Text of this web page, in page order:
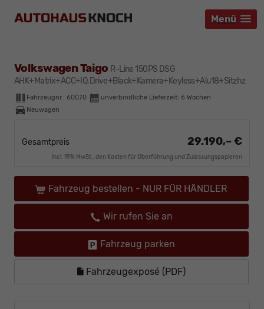
Menü
Menü
Menü
Volkswagen Taigo R-Line 150PS DSG
AHK+Matrix+ACC+IQ.Drive+Black+Kamera+Keyless+Alu18+Sitzhz
Fahrzeugnr.: 60070 unverbindliche Lieferzeit: 6 Wochen
Neuwagen
Gesamtpreis 29.190,– €
incl. 19% MwSt., den Kosten für Überführung und Zulassungspapieren
Fahrzeug bestellen - NUR FÜR HÄNDLER
Wir rufen Sie an
Fahrzeug parken
Fahrzeugexposé (PDF)